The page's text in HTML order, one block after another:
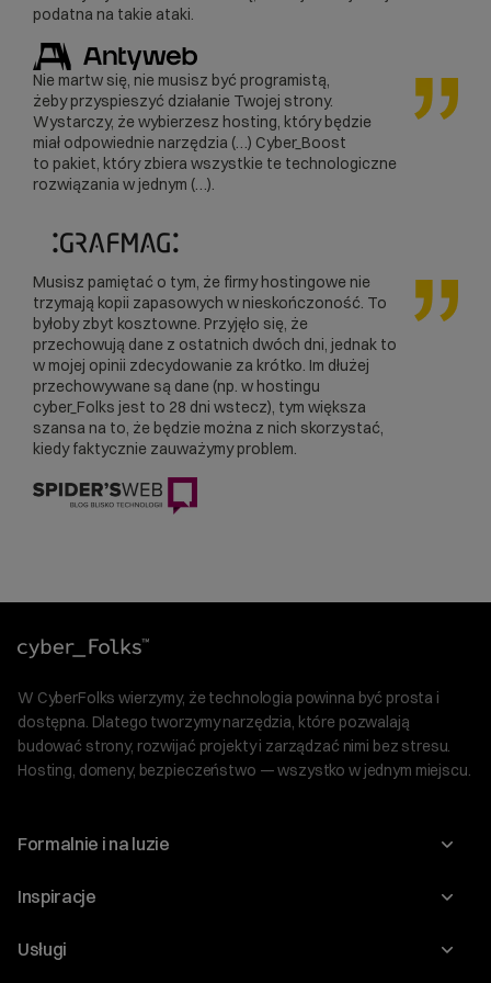
podatna na takie ataki.
Nie martw się, nie musisz być programistą,
żeby przyspieszyć działanie Twojej strony.
Wystarczy, że wybierzesz hosting, który będzie
miał odpowiednie narzędzia (…) Cyber_Boost
to pakiet, który zbiera wszystkie te technologiczne
rozwiązania w jednym (…).
Musisz pamiętać o tym, że firmy hostingowe nie
trzymają kopii zapasowych w nieskończoność. To
byłoby zbyt kosztowne. Przyjęło się, że
przechowują dane z ostatnich dwóch dni, jednak to
w mojej opinii zdecydowanie za krótko. Im dłużej
przechowywane są dane (np. w hostingu
cyber_Folks jest to 28 dni wstecz), tym większa
szansa na to, że będzie można z nich skorzystać,
kiedy faktycznie zauważymy problem.
W CyberFolks wierzymy, że technologia powinna być prosta i
dostępna. Dlatego tworzymy narzędzia, które pozwalają
budować strony, rozwijać projekty i zarządzać nimi bez stresu.
Hosting, domeny, bezpieczeństwo — wszystko w jednym miejscu.
Formalnie i na luzie
O nas
Program Korzyści dla Inwestorów
Inspiracje
Blog
Usługi